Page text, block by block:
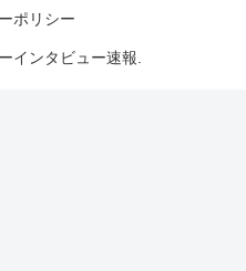
ポリシー
インタビュー速報.